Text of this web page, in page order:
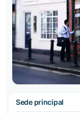
Sede principal